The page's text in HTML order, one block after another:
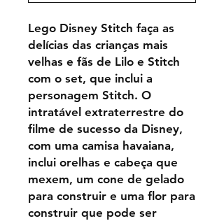
Lego Disney Stitch faça as
delícias das crianças mais
velhas e fãs de Lilo e Stitch
com o set, que inclui a
personagem Stitch. O
intratável extraterrestre do
filme de sucesso da Disney,
com uma camisa havaiana,
inclui orelhas e cabeça que
mexem, um cone de gelado
para construir e uma flor para
construir que pode ser